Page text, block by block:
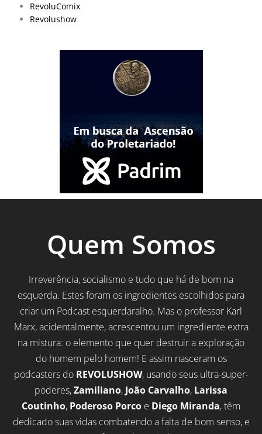
RevoluComix
Revolushow
Quem Somos
Irreverência, socialismo e tudo que há de bom na
esquerda. Estes foram os ingredientes escolhidos para
criar um Podcast esquerdaralho. Mas o professor Karl
Marx, acidentalmente, acrescentou um ingrediente extra
na mistura: o elemento que quer destruir a exploração
do homem pelo homem! E assim nasceram os
podcasters do REVOLUSHOW, usando seus ultra-super-
poderes,Zamiliano, João Carvalho, Larissa
Coutinho, Poderoso Porco e Diego Miranda, têm
dedicado suas vidas combatendo a falta de bom senso, e